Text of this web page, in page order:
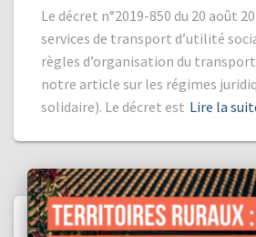
Le décret n°2019-850 du 20 août
services de transport d’utilité
règles d’organisation du
notre article sur les régimes
solidaire). Le décret est Lire la